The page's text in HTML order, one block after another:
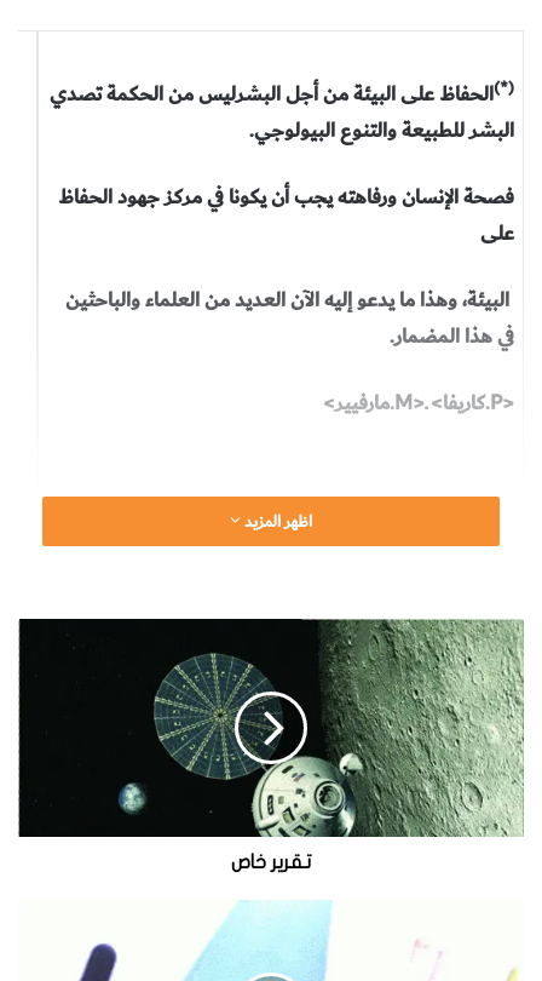
(*)الحفاظ على البيئة من أجل البشرليس من الحكمة تصدي
البشر للطبيعة والتنوع البيولوجي.
فصحة الإنسان ورفاهته يجب أن يكونا في مركز جهود الحفاظ
على
البيئة، وهذا ما يدعو إليه الآن العديد من العلماء والباحثين
في هذا المضمار.
<P.كاريفا> ـ<M.مارفيير>
اظهر المزيد
ت
ق
ر
ي
ر
خ
ا
ص
تقرير خاص